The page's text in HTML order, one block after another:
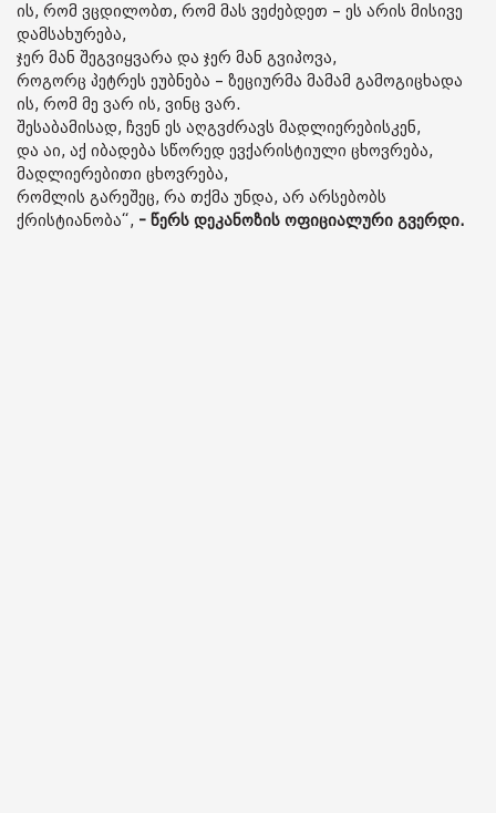
ის, რომ ვცდილობთ, რომ მას ვეძებდეთ – ეს არის მისივე
დამსახურება,
ჯერ მან შეგვიყვარა და ჯერ მან გვიპოვა,
როგორც პეტრეს ეუბნება – ზეციურმა მამამ გამოგიცხადა
ის, რომ მე ვარ ის, ვინც ვარ.
შესაბამისად, ჩვენ ეს აღგვძრავს მადლიერებისკენ,
და აი, აქ იბადება სწორედ ევქარისტიული ცხოვრება,
მადლიერებითი ცხოვრება,
რომლის გარეშეც, რა თქმა უნდა, არ არსებობს
ქრისტიანობა“, - წერს დეკანოზის ოფიციალური გვერდი.